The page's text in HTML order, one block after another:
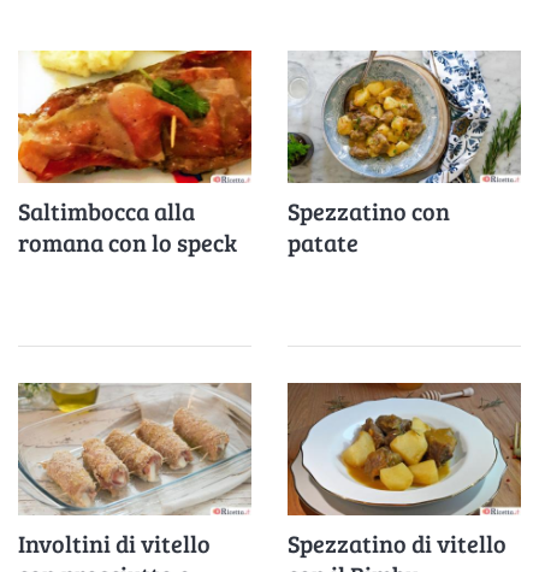
Saltimbocca alla
romana con lo speck
Spezzatino con
patate
Involtini di vitello
Spezzatino di vitello